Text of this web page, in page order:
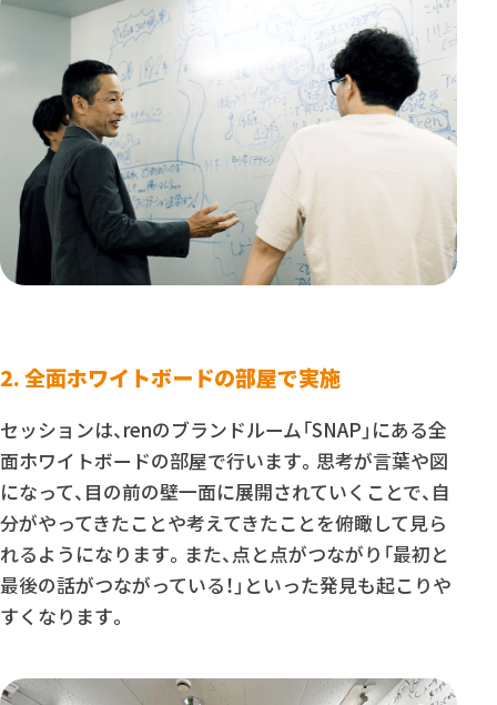
2. 全面ホワイトボードの部屋で実施
セッションは、renのブランドルーム「SNAP」にある全
面ホワイトボードの部屋で行います。思考が言葉や図
になって、目の前の壁一面に展開されていくことで、自
分がやってきたことや考えてきたことを俯瞰して見ら
れるようになります。また、点と点がつながり「最初と
最後の話がつながっている！」といった発見も起こりや
すくなります。